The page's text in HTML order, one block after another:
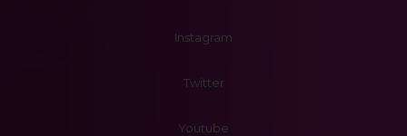
Instagram
Twitter
Youtube